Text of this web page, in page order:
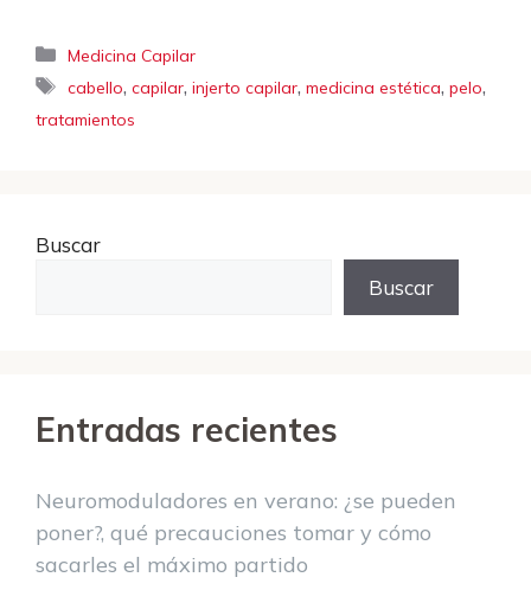
Categorías
Medicina Capilar
Etiquetas
cabello,capilar,injerto capilar,medicina estética,pelo,
tratamientos
Buscar
Buscar
Entradas recientes
Neuromoduladores en verano: ¿se pueden
poner?, qué precauciones tomar y cómo
sacarles el máximo partido